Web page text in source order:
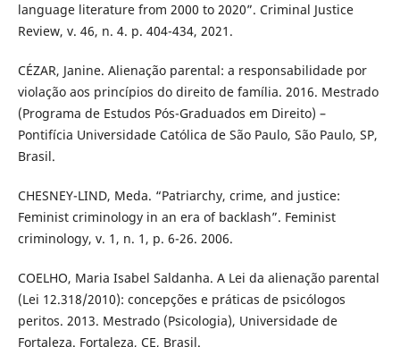
language literature from 2000 to 2020”. Criminal Justice
Review, v. 46, n. 4. p. 404-434, 2021.
CÉZAR, Janine. Alienação parental: a responsabilidade por
violação aos princípios do direito de família. 2016. Mestrado
(Programa de Estudos Pós-Graduados em Direito) –
Pontifícia Universidade Católica de São Paulo, São Paulo, SP,
Brasil.
CHESNEY-LIND, Meda. “Patriarchy, crime, and justice:
Feminist criminology in an era of backlash”. Feminist
criminology, v. 1, n. 1, p. 6-26. 2006.
COELHO, Maria Isabel Saldanha. A Lei da alienação parental
(Lei 12.318/2010): concepções e práticas de psicólogos
peritos. 2013. Mestrado (Psicologia), Universidade de
Fortaleza. Fortaleza, CE, Brasil.